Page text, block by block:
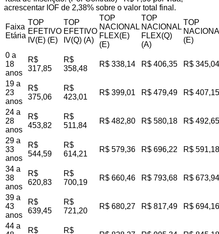
acrescentar IOF de 2,38% sobre o valor total final.
Faixa
Etária
TOP
EFETIVO
IV(E) (E)
TOP
EFETIVO
IV(Q) (A)
TOP
NACIONAL
FLEX(E)
(E)
TOP
NACIONAL
FLEX(Q)
(A)
TOP
(E)
0 a
18
anos
R$
317,85
R$
358,48
R$ 338,14 R$ 406,35 R$ 345,04
19 a
23
anos
R$
375,06
R$
423,01
R$ 399,01 R$ 479,49 R$ 407,15
24 a
28
anos
R$
453,82
R$
511,84
R$ 482,80 R$ 580,18 R$ 492,65
29 a
33
anos
R$
544,59
R$
614,21
R$ 579,36 R$ 696,22 R$ 591,18
34 a
38
anos
R$
620,83
R$
700,19
R$ 660,46 R$ 793,68 R$ 673,94
39 a
43
anos
R$
639,45
R$
721,20
R$ 680,27 R$ 817,49 R$ 694,16
44 a
R$ R$